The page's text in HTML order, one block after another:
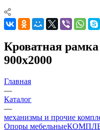
Кроватная
900х2000
Главная
—
Каталог
—
механизмы и прочие
Опоры мебельные